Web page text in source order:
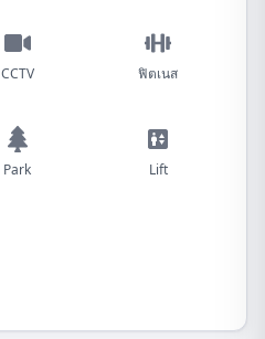
CCTV ฟิตเนส
Park Lift